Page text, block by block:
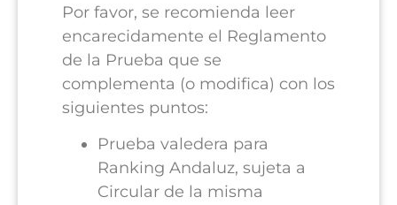
Por favor, se recomienda leer
encarecidamente el Reglamento
de la Prueba que se
complementa (o modifica) con los
siguientes puntos:
Prueba valedera para
Ranking Andaluz, sujeta a
Circular de la misma